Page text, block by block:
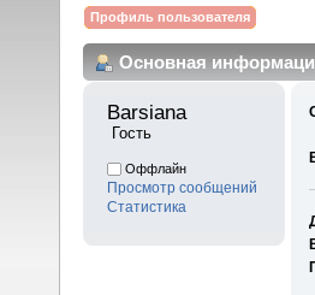
Профиль пользователя
Основная
Barsiana
Гость
Оффлайн
Просмотр сообщений
Статистика